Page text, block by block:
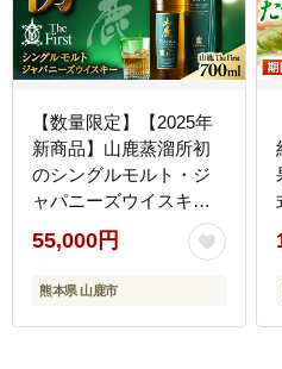
【数量限定】【2025年
新商品】山鹿蒸溜所初
のシングルモルト・ジ
ャパニーズウイスキ
ー 山鹿 The First【山
鹿蒸溜所】 [ZAZ005]
55,000円
熊本県 山鹿市